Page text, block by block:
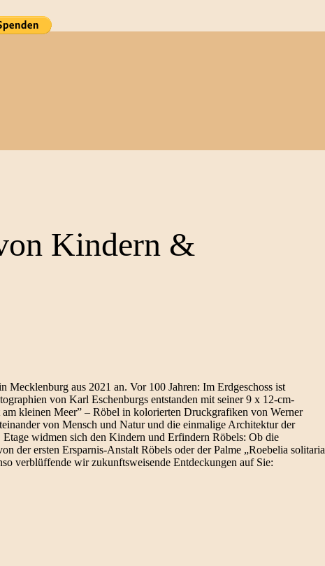
Kindern &
aus 2021 an. Vor 100 Jahren: Im Erdgeschoss ist
von Karl Eschenburgs entstanden mit seiner 9 x 12-cm-
kleinen Meer” – Röbel in kolorierten Druckgrafiken von Werner
von Mensch und Natur und die einmalige Architektur der
widmen sich den Kindern und Erfindern Röbels: Ob die
der ersten Ersparnis-Anstalt Röbels oder der Palme „Roebelia solitaria
verblüffende wir zukunftsweisende Entdeckungen auf Sie: